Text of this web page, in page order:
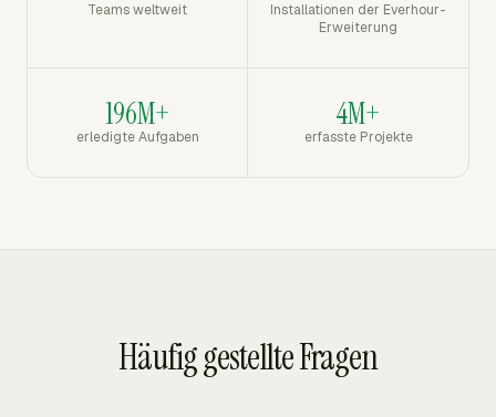
Teams weltweit
Installationen der Everhour-
Erweiterung
196M+
erledigte Aufgaben
4M+
erfasste Projekte
Häufig gestellte Fragen